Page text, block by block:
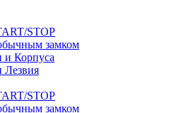
STOP
замком
и Корпуса
Лезвия
STOP
замком